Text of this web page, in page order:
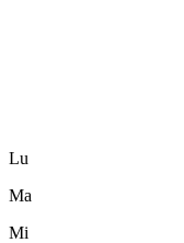
Lu
Ma
Mi